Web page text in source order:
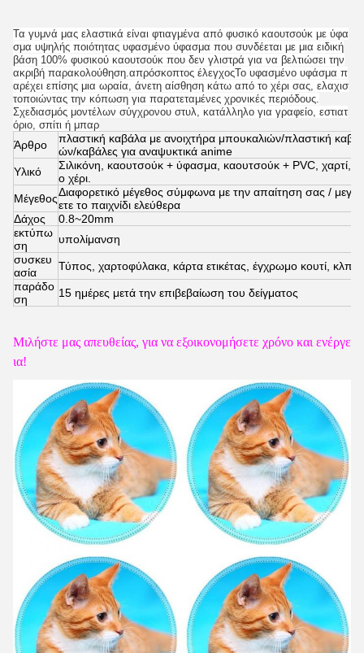
Τα γυμνά μας ελαστικά είναι φτιαγμένα από φυσικό καουτσούκ με ύφα
σμα υψηλής ποιότητας υφασμένο ύφασμα που συνδέεται με μια ειδική
βάση 100% φυσικού καουτσούκ που δεν γλιστρά για να βελτιώσει την
ακριβή παρακολούθηση.απρόσκοπτος έλεγχοςΤο υφασμένο υφάσμα π
αρέχει επίσης μια ωραία, άνετη αίσθηση κάτω από το χέρι σας, ελαχισ
τοποιώντας την κόπωση για παρατεταμένες χρονικές περιόδους.
Σχεδιασμός μοντέλων σύγχρονου στυλ, κατάλληλο για γραφείο, εστιατ
όριο, σπίτι ή μπαρ
Άρθρο
πλαστική καβάλα με ανοιχτήρα μπουκαλιών/πλαστική
ών/καβάλες για αναψυκτικά anime
Υλικό
Σιλικόνη, καουτσούκ + ύφασμα, καουτσούκ + PVC, χαρτί,
ο χέρι.
ΜέγεθοςΔιαφορετικό μέγεθος σύμφωνα με την απαίτηση σας /
ετε το παιχνίδι ελεύθερα
Δάχος
0.8~20mm
εκτύπω
ση
υπολίμανση
συσκευ
ασία
Τύπος, χαρτοφύλακα, κάρτα ετικέτας, έγχρωμο κουτί, κλπ.
παράδο
ση
15 ημέρες μετά την επιβεβαίωση του δείγματος
Μιλήστε μας απευθείας, για να εξοικονομήσετε χρόνο και ενέργε
ια!